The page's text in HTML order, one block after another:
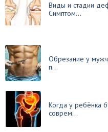
Виды и стадии
Симптом...
Обрезание у
п...
Когда у ребёнка
соврем...